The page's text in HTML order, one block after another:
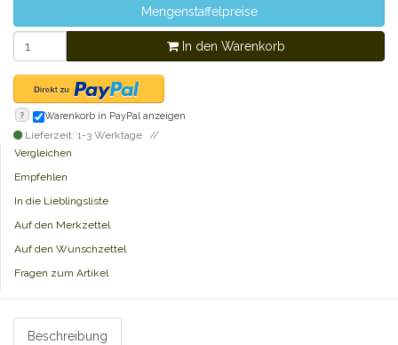
Mengenstaffelpreise
In den Warenkorb
? Warenkorb in PayPal anzeigen
Lieferzeit: 1-3 Werktage
Vergleichen
Empfehlen
In die Lieblingsliste
Auf den Merkzettel
Auf den Wunschzettel
Fragen zum Artikel
Beschreibung